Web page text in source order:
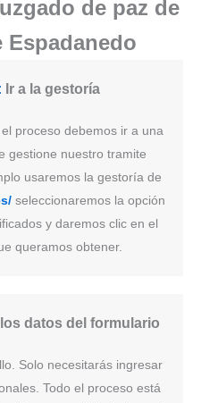
de paz de
Espadanedo
Ir a la gestoría
proceso debemos ir a una
gestione nuestro tramite
usaremos la gestoría de
seleccionaremos la opción
y daremos clic en el
queramos obtener.
datos del formulario
Solo necesitarás ingresar
Todo el proceso está